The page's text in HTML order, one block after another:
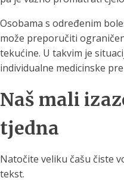
Osobama s određenim
može preporučiti
tekućine. U takvim je
individualne medicinske
Naš mali
tjedna
Natočite veliku čašu čiste
tekst.